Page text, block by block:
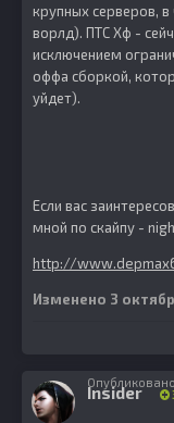
крупных серверов,
ворлд). ПТС Хф -
исключением
оффа сборкой,
уйдет).
Если вас
мной по скайпу -
http://
Изменено 3
Insider
Опубликовано